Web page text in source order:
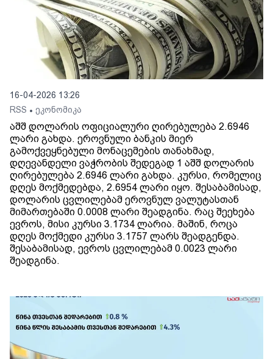
16-04-2026 13:26
RSS • ეკონომიკა
აშშ დოლარის ოფიციალური ღირებულება 2.6946
ლარი გახდა. ეროვნული ბანკის მიერ
გამოქვეყნებული მონაცემების თანახმად,
დღევანდელი ვაჭრობის შედეგად 1 აშშ დოლარის
ღირებულება 2.6946 ლარი გახდა. კურსი, რომელიც
დღეს მოქმედებდა, 2.6954 ლარი იყო. შესაბამისად,
დოლარის ცვლილებამ ეროვნულ ვალუტასთან
მიმართებაში 0.0008 ლარი შეადგინა. რაც შეეხება
ევროს, მისი კურსი 3.1734 ლარია. მაშინ, როცა
დღეს მოქმედი კურსი 3.1757 ლარს შეადგენდა.
შესაბამისად, ევროს ცვლილებამ 0.0023 ლარი
შეადგინა.